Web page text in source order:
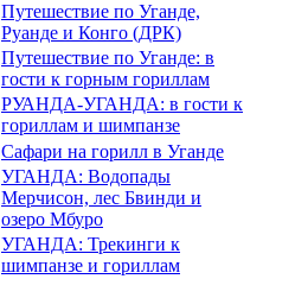
Путешествие по Уганде,
Руанде и Конго (ДРК)
Путешествие по Уганде: в
гости к горным гориллам
РУАНДА-УГАНДА: в гости к
гориллам и шимпанзе
Сафари на горилл в Уганде
УГАНДА: Водопады
Мерчисон, лес Бвинди и
озеро Мбуро
УГАНДА: Трекинги к
шимпанзе и гориллам